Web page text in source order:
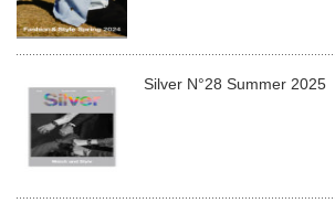
Silver N°28 Summer 2025